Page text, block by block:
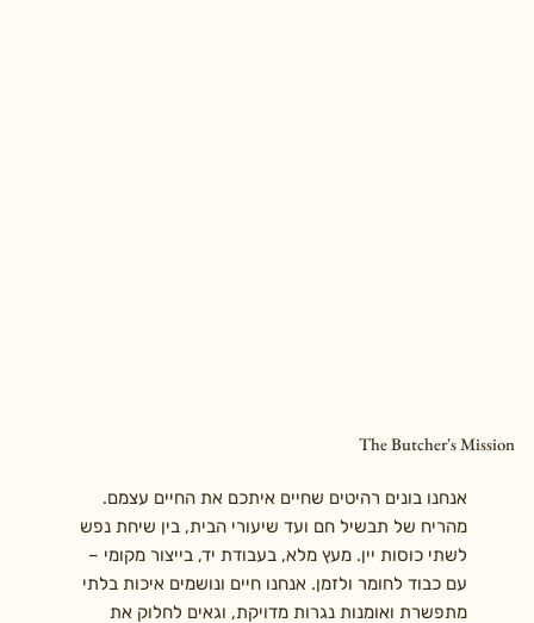
The Butcher's Mission
אנחנו בונים רהיטים שחיים איתכם את החיים עצמם.
מהריח של תבשיל חם ועד שיעורי הבית, בין שיחת נפש
לשתי כוסות יין. מעץ מלא, בעבודת יד, בייצור מקומי –
עם כבוד לחומר ולזמן. אנחנו חיים ונושמים איכות בלתי
מתפשרת ואומנות נגרות מדויקת, וגאים לחלוק את